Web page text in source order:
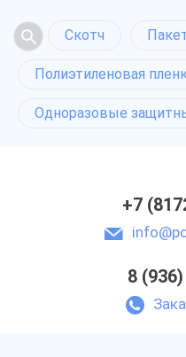
Скотч
Полиэтиленовая
Одноразовые
+7
8